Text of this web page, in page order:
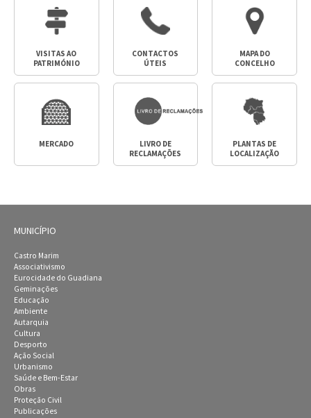
VISITAS AO
PATRIMÓNIO
CONTACTOS
ÚTEIS
MAPA DO
CONCELHO
MERCADO
LIVRO DE
RECLAMAÇÕES
PLANTAS DE
LOCALIZAÇÃO
MUNICÍPIO
Castro Marim
Associativismo
Eurocidade do Guadiana
Geminações
Educação
Ambiente
Autarquia
Cultura
Desporto
Ação Social
Urbanismo
Saúde e Bem-Estar
Obras
Proteção Civil
Publicações